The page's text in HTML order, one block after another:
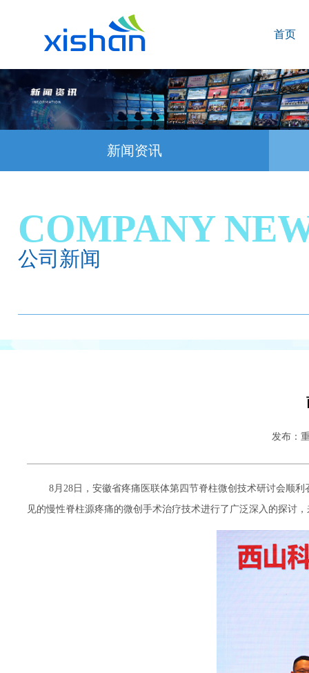
首页
新闻资讯
COMPANY
公司新闻
发布：
8月28日，安徽省疼痛医联体第四节脊柱微创技术研讨会顺
见的慢性脊柱源疼痛的微创手术治疗技术进行了广泛深入的探讨